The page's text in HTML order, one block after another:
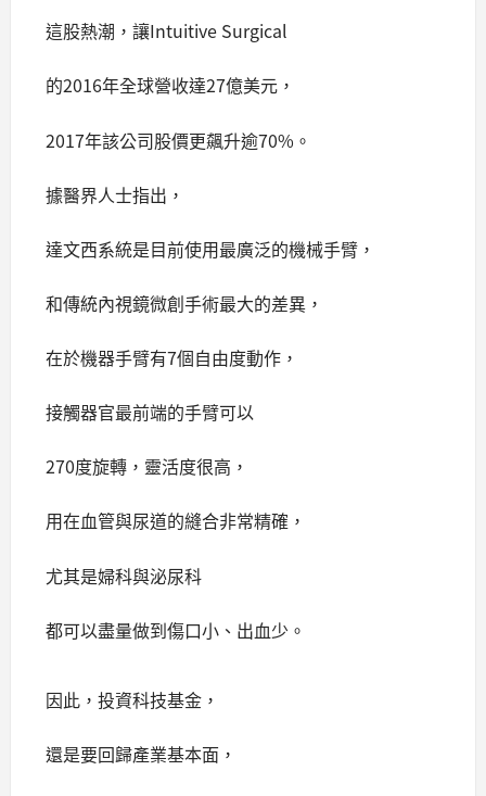
這股熱潮，讓Intuitive Surgical
的2016年全球營收達27億美元，
2017年該公司股價更飆升逾70%。
據醫界人士指出，
達文西系統是目前使用最廣泛的機械手臂，
和傳統內視鏡微創手術最大的差異，
在於機器手臂有7個自由度動作，
接觸器官最前端的手臂可以
270度旋轉，靈活度很高，
用在血管與尿道的縫合非常精確，
尤其是婦科與泌尿科
都可以盡量做到傷口小、出血少。
因此，投資科技基金，
還是要回歸產業基本面，